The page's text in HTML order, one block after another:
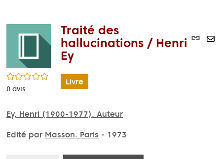
/5
0 avis
Traité des
hallucinations / Henri
Ey
Livre
Ey, Henri (1900-1977). Auteur
Edité par Masson. Paris - 1973